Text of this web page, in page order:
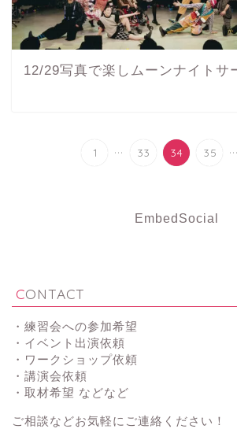
12/29写真で楽しムーンナイトサ
1 ... 33 34 35 ...
EmbedSocial
CONTACT
・練習会への参加希望
・イベント出演依頼
・ワークショップ依頼
・講演会依頼
・取材希望 などなど
ご相談などお気軽にご連絡ください！